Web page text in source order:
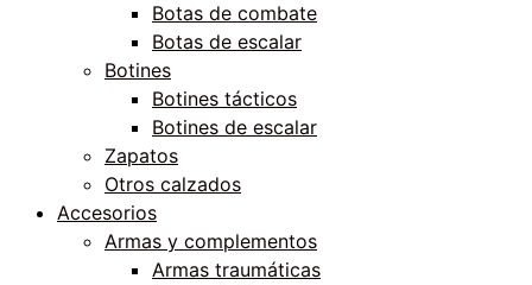
Botas de combate
Botas de escalar
Botines
Botines tácticos
Botines de escalar
Zapatos
Otros calzados
Accesorios
Armas y complementos
Armas traumáticas